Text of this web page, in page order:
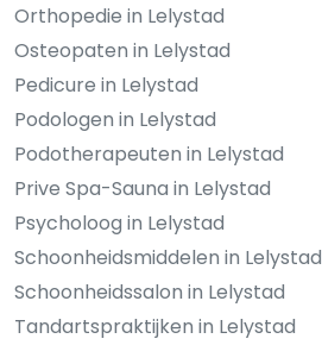
Orthopedie in Lelystad
Osteopaten in Lelystad
Pedicure in Lelystad
Podologen in Lelystad
Podotherapeuten in Lelystad
Prive Spa-Sauna in Lelystad
Psycholoog in Lelystad
Schoonheidsmiddelen in Lelystad
Schoonheidssalon in Lelystad
Tandartspraktijken in Lelystad